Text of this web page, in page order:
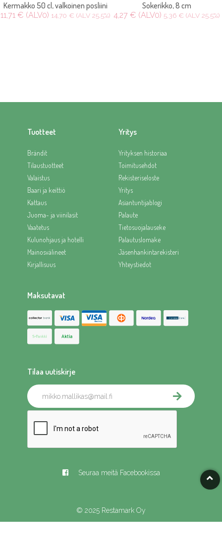
Kermakko 50 cl, valkoinen posliini
11,71 € (ALV0) 14,70 € (ALV 25.5%)
Sokerikko, 8 cm
4,27 € (ALV0) 5,36 € (ALV 25.5%)
Tuotteet
Brändit
Tilaustuotteet
Valaistus
Baari ja keittiö
Kattaus
Juoma- ja viinilasit
Vaatetus
Kulunohjaus ja hotelli
Mainosvälineet
Kirjallisuus
Yritys
Yrityksen historiaa
Toimitusehdot
Rekisteriseloste
Yritys
Asiantuntijablogi
Palaute
Tietosuojalauseke
Palautuslomake
Jäsenhankintarekisteri
Yhteystiedot
Maksutavat
Tilaa uutiskirje
Seuraa meitä Facebookissa
© 2025 Restamark Oy